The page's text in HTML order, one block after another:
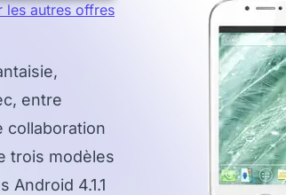
les autres offres
entre
collaboration
trois modèles
4.1.1